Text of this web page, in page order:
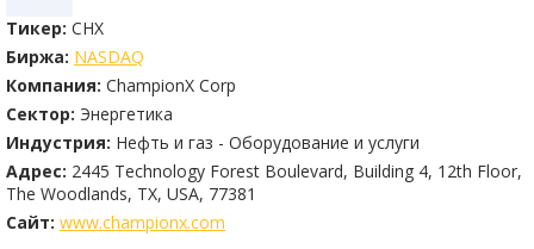
Тикер: CHX
Биржа: NASDAQ
Компания: ChampionX Corp
Сектор: Энергетика
Индустрия: Нефть и газ - Оборудование и услуги
Адрес: 2445 Technology Forest Boulevard, Building 4, 12th Floor,
The Woodlands, TX, USA, 77381
Сайт: www.championx.com